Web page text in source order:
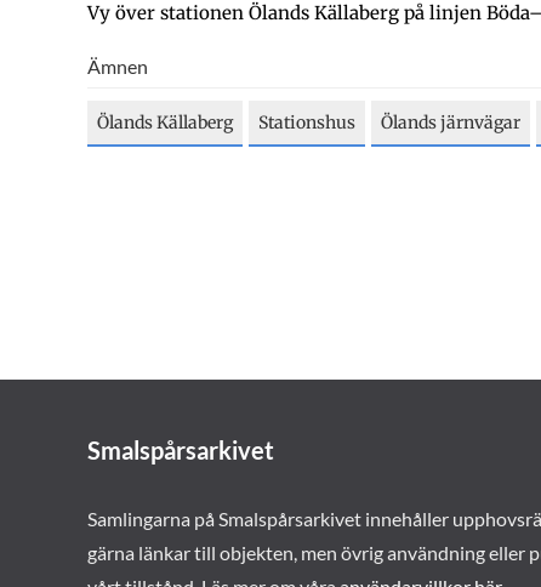
Vy över stationen Ölands Källaberg på linjen
Ämnen
Ölands Källaberg Stationshus Ölands järnvägar
Smalspårsarkivet
Samlingarna på Smalspårsarkivet innehåller
gärna länkar till objekten, men övrig användning eller